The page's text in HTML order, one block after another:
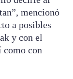
mencionó
a posibles
y con el
como con